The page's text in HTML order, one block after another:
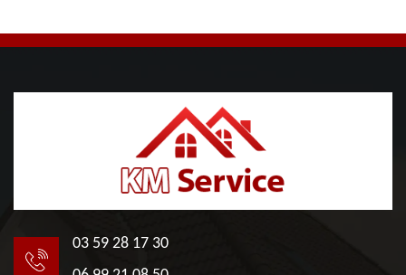
03 59 28 17 30